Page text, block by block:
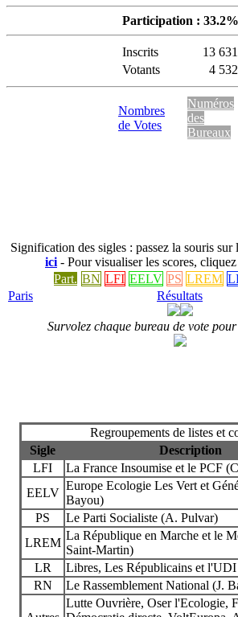
Participation : 33.2%
Inscrits
13 631
Votants
4 532
Nombres
de Votes
Numéros
des
Bureaux
Signification des sigles : passez la souris sur
ici - Pour visualiser les scores,
Part. BN LFI EELV PS LREM
Paris
Résultats
Survolez chaque bureau de vote
Regroupements de listes et
Sigle
Description
LFI
La France Insoumise et le PCF
EELV
Europe Ecologie Les Vert et
Bayou)
PS
Le Parti Socialiste (A. Pulvar)
LREM
La République en Marche et le
Saint-Martin)
LR
Libres, Les Républicains et l'UDI
RN
Le Rassemblement National (J.
Lutte Ouvrière, Oser l'Ecologie,